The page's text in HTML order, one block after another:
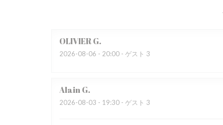
OLIVIERG
2026-08-06 - 20:00 - ゲスト 3
AlainG
2026-08-03 - 19:30 - ゲスト 3